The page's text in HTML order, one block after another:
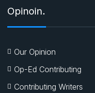
Opinoin.
Our Opinion
Op-Ed Contributing
Contributing Writers